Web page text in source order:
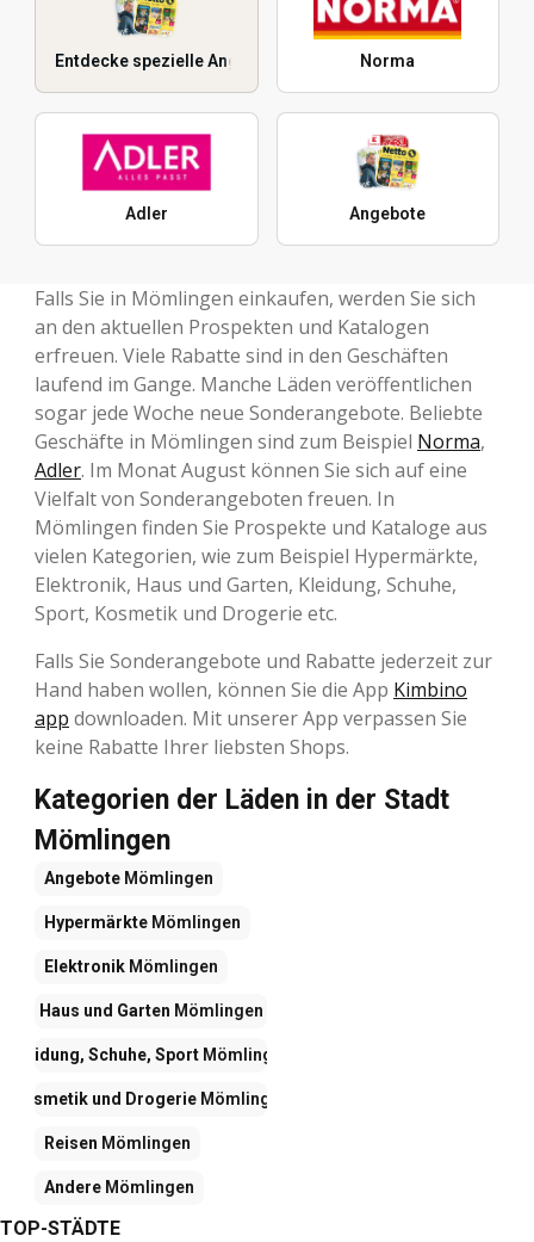
Entdecke spezielle Angebote Norma
Adler Angebote
Falls Sie in Mömlingen einkaufen, werden Sie sich
an den aktuellen Prospekten und Katalogen
erfreuen. Viele Rabatte sind in den Geschäften
laufend im Gange. Manche Läden veröffentlichen
sogar jede Woche neue Sonderangebote. Beliebte
Geschäfte in Mömlingen sind zum Beispiel Norma,
Adler. Im Monat August können Sie sich auf eine
Vielfalt von Sonderangeboten freuen. In
Mömlingen finden Sie Prospekte und Kataloge aus
vielen Kategorien, wie zum Beispiel Hypermärkte,
Elektronik, Haus und Garten, Kleidung, Schuhe,
Sport, Kosmetik und Drogerie etc.
Falls Sie Sonderangebote und Rabatte jederzeit zur
Hand haben wollen, können Sie die App Kimbino
app downloaden. Mit unserer App verpassen Sie
keine Rabatte Ihrer liebsten Shops.
Kategorien der Läden in der Stadt
Mömlingen
Angebote Mömlingen
Hypermärkte Mömlingen
Elektronik Mömlingen
Haus und Garten Mömlingen
Kleidung, Schuhe, Sport Mömlingen
Kosmetik und Drogerie Mömlingen
Reisen Mömlingen
Andere Mömlingen
TOP-STÄDTE